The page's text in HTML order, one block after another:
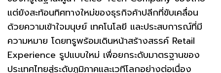
แต่ยังสะท้อนทิศทางใหม่ของธุรกิจค้าปลีกที่ขับเคลื่อน
ด้วยความเข้าใจมนุษย์ เทคโนโลยี และประสบการณ์ที่มี
ความหมาย โดยทรูพร้อมเดินหน้าสร้างสรรค์ Retail
Experience รูปแบบใหม่ เพื่อยกระดับมาตรฐานของ
ประเทศไทยสู่ระดับภูมิภาคและเวทีโลกอย่างต่อเนื่อง